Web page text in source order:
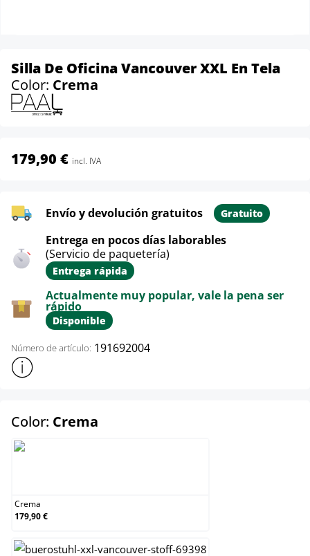
Silla De Oficina Vancouver XXL En Tela
Color: Crema
179,90 € incl. IVA
Envío y devolución gratuitos Gratuito
Entrega en pocos días laborables
(Servicio de paquetería)
Entrega rápida
Actualmente muy popular, vale la pena ser
rápido
Disponible
Número de artículo: 191692004
Mostrar más información sobre el producto
Color: Crema
Crema
179,90 €